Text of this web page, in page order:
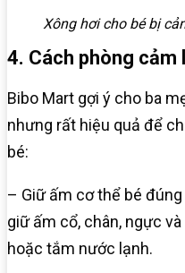
Xông hơi cho bé bị
4. Cách phòng cảm
Bibo Mart gợi ý cho ba
nhưng rất hiệu quả để
bé:
– Giữ ấm cơ thể bé
giữ ấm cổ, chân, ngực
hoặc tắm nước lạnh.